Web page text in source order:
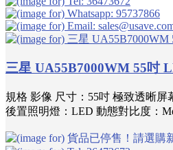
三星 UA55B7000WM 55吋
規格 影像 尺寸：55吋 極致透晰屏
後置照明燈：LED 動態對比度：